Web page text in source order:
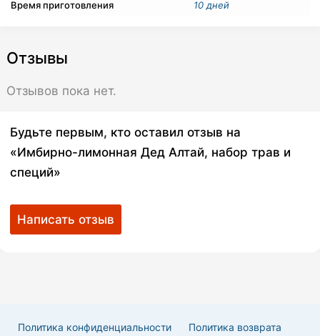
Время приготовления
10 дней
Отзывы
Отзывов пока нет.
Будьте первым, кто оставил отзыв на
«Имбирно-лимонная Дед Алтай, набор трав и
специй»
Написать отзыв
Политика конфиденциальности Политика возврата